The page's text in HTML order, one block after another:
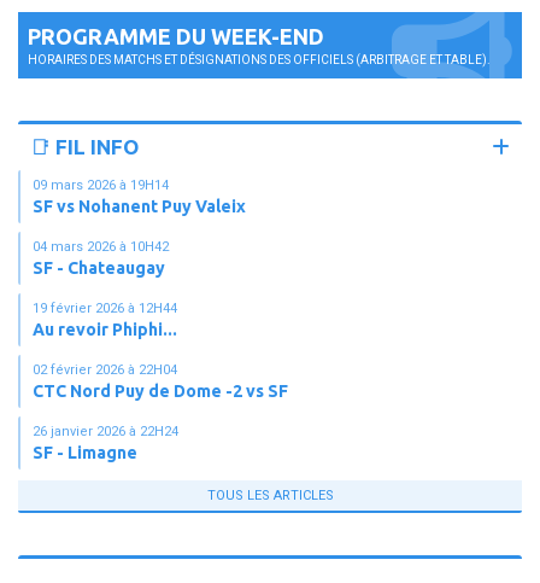
PROGRAMME DU WEEK-END
HORAIRES DES MATCHS ET DÉSIGNATIONS DES OFFICIELS (ARBITRAGE ET TABLE).
📑 FIL INFO
09 mars 2026 à 19H14
SF vs Nohanent Puy Valeix
04 mars 2026 à 10H42
SF - Chateaugay
19 février 2026 à 12H44
Au revoir Phiphi...
02 février 2026 à 22H04
CTC Nord Puy de Dome -2 vs SF
26 janvier 2026 à 22H24
SF - Limagne
TOUS LES ARTICLES